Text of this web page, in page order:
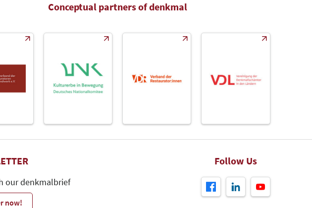
Conceptual partners of denkmal
our denkmalbrief
now!
Follow Us